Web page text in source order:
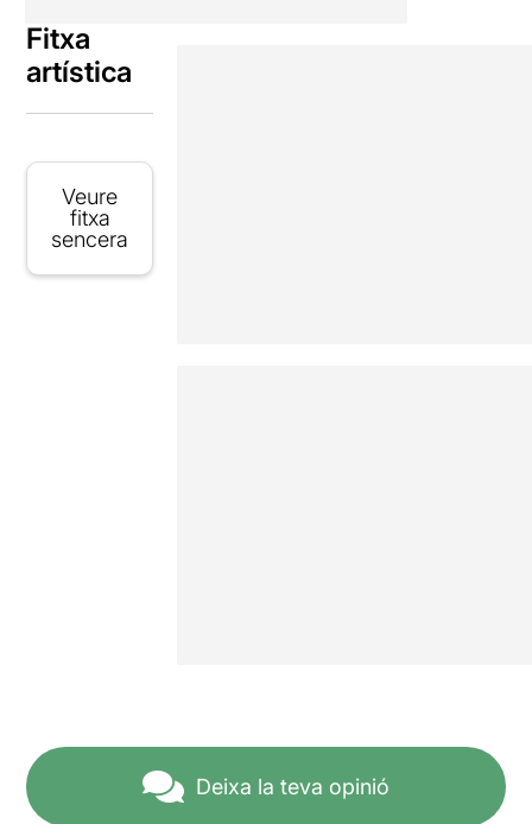
Fitxa
artística
Veure
fitxa
sencera
Deixa la teva opinió